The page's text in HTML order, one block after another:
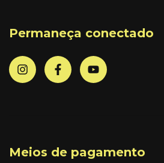
Permaneça conectado
Meios de pagamento